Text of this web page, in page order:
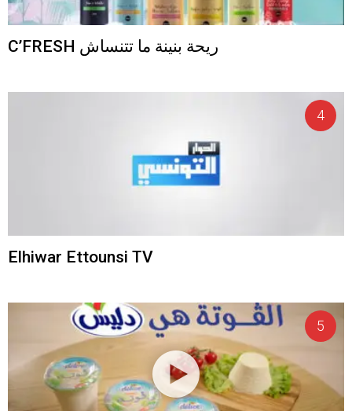
C’FRESH ريحة بنينة ما تتنساش
Elhiwar Ettounsi TV